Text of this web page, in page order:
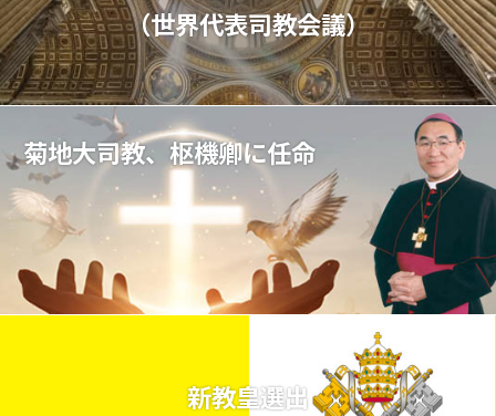
（世界代表司教会議）
菊地大司教、枢機卿に任命
新教皇選出